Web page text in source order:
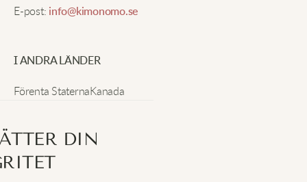
DIN
E-post: info@kimonomo.se
I ANDRA LÄNDER
Förenta StaternaKanada
SchweizIrland
Nya Zeeland
Österrike